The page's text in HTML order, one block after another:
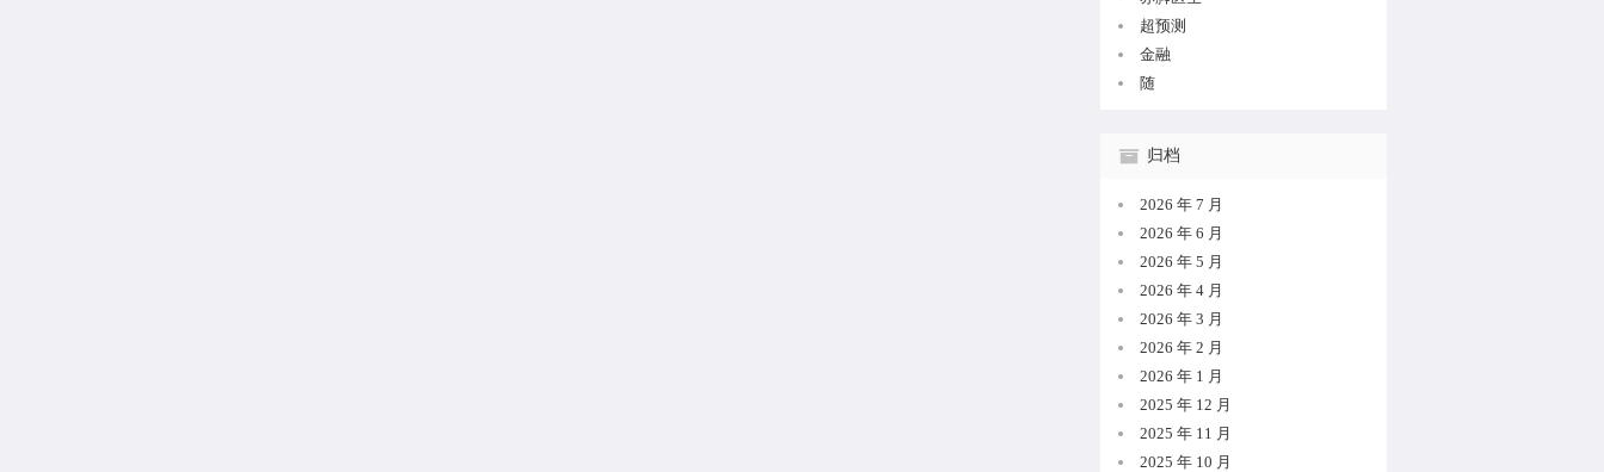
超预测
金融
随
归档
2026 年 7 月
2026 年 6 月
2026 年 5 月
2026 年 4 月
2026 年 3 月
2026 年 2 月
2026 年 1 月
2025 年 12 月
2025 年 11 月
2025 年 10 月